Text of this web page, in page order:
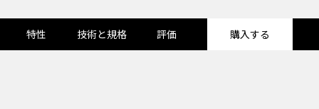
特性 技術と規格 評価 購入する